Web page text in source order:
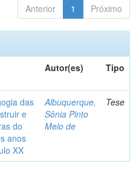
Anterior 1 Próximo
Autor(es) Tipo
das
e
do
anos
XX
Albuquerque,
Sônia Pinto
Melo de
Tese